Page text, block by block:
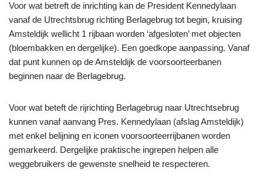
Voor wat betreft de inrichting kan de President Kennedylaan
vanaf de Utrechtsbrug richting Berlagebrug tot begin, kruising
Amsteldijk wellicht 1 rijbaan worden ‘afgesloten’ met objecten
(bloembakken en dergelijke). Een goedkope aanpassing. Vanaf
dat punt kunnen op de Amsteldijk de voorsoorteerbanen
beginnen naar de Berlagebrug.
Voor wat beteft de rijrichting Berlagebrug naar Utrechtsebrug
kunnen vanaf aanvang Pres. Kennedylaan (afslag Amsteldijk)
met enkel belijning en iconen voorsoorteerrijbanen worden
gemarkeerd. Dergelijke praktische ingrepen helpen alle
weggebruikers de gewenste snelheid te respecteren.